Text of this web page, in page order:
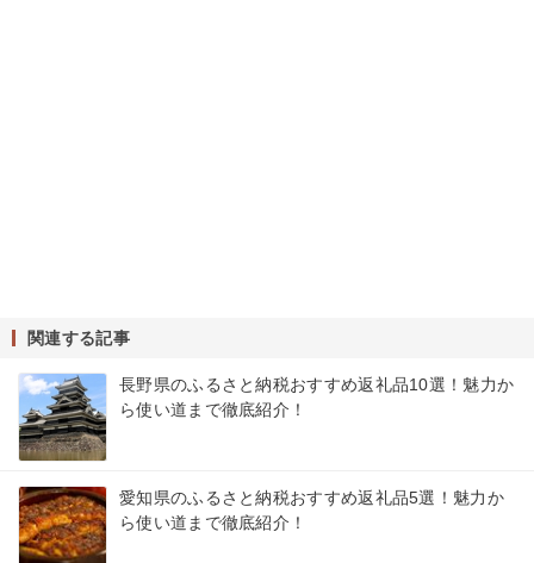
関連する記事
長野県のふるさと納税おすすめ返礼品10選！魅力か
ら使い道まで徹底紹介！
愛知県のふるさと納税おすすめ返礼品5選！魅力か
ら使い道まで徹底紹介！